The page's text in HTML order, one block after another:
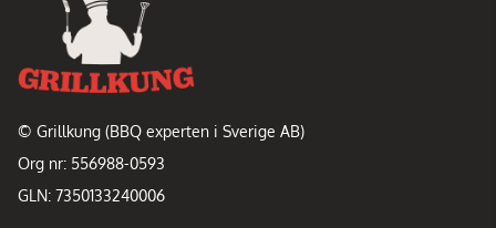
© Grillkung (BBQ experten i Sverige AB)
Org nr: 556988-0593
GLN: 7350133240006